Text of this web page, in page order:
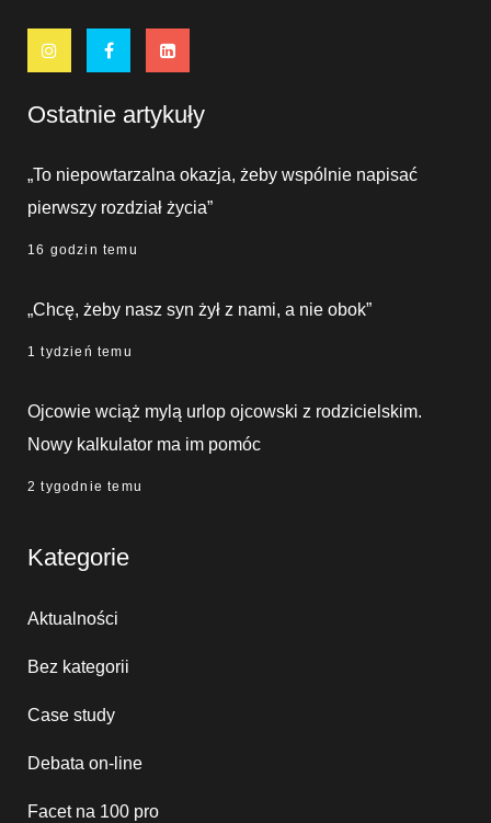
Ostatnie artykuły
„To niepowtarzalna okazja, żeby wspólnie napisać
pierwszy rozdział życia”
16 godzin temu
„Chcę, żeby nasz syn żył z nami, a nie obok”
1 tydzień temu
Ojcowie wciąż mylą urlop ojcowski z rodzicielskim.
Nowy kalkulator ma im pomóc
2 tygodnie temu
Kategorie
Aktualności
Bez kategorii
Case study
Debata on-line
Facet na 100 pro